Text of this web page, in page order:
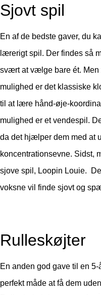
Sjovt spil
En af de bedste gaver, du
lærerigt spil. Der findes så
svært at vælge bare ét. Men
mulighed er det klassiske
til at lære hånd-øje-
mulighed er et vendespil.
da det hjælper dem med at
koncentrationsevne. Sidst,
sjove spil, Loopin Louie.
voksne vil finde sjovt og
Rulleskøjter
En anden god gave til en
perfekt måde at få dem